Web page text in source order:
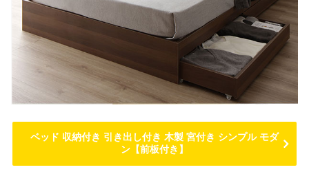
ベッド 収納付き 引き出し付き 木製 宮付き シンプル モダ
ン【前板付き】